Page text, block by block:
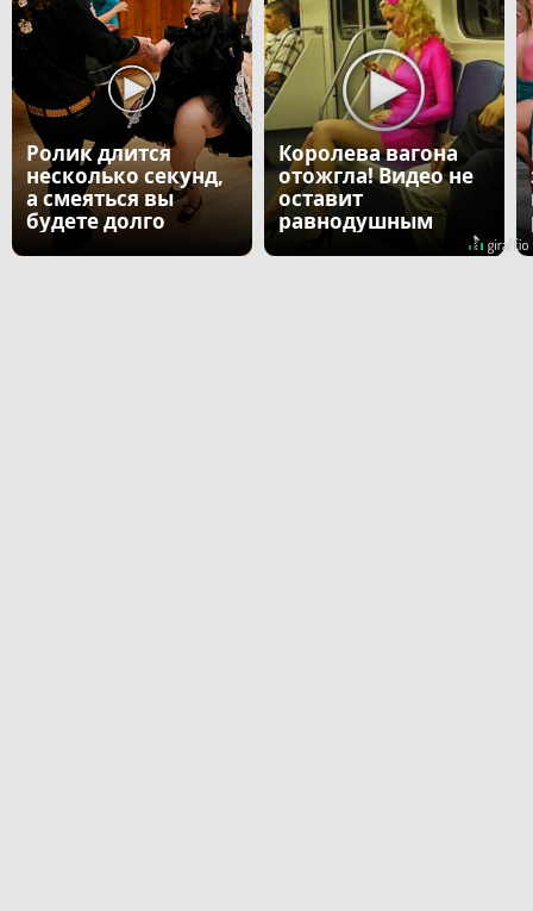
Ролик длится
несколько секунд,
а смеяться вы
будете долго
Королева вагона
отожгла! Видео не
оставит
равнодушным